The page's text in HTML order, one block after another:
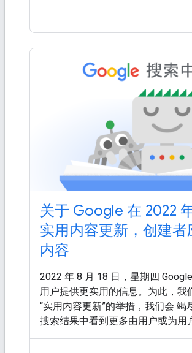
详细介绍此次更新和网络垃圾政
关于 Google 在 2022
实用内容更新，创建
内容
2022 年 8 月 18 日，星期四
用户提供更实用的信息。为此，我
“实用内容更新”的举措，我们会 竭
搜索结果中看到更多由用户或为用
内容，此举即体现了这一点。下面